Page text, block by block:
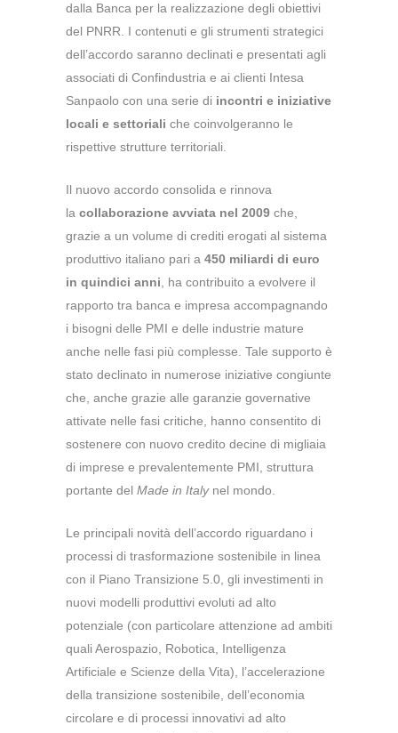
dalla Banca per la realizzazione degli obiettivi
del PNRR. I contenuti e gli strumenti strategici
dell’accordo saranno declinati e presentati agli
associati di Confindustria e ai clienti Intesa
Sanpaolo con una serie di incontri e iniziative
locali e settoriali che coinvolgeranno le
rispettive strutture territoriali.
Il nuovo accordo consolida e rinnova
la collaborazione avviata nel 2009 che,
grazie a un volume di crediti erogati al sistema
produttivo italiano pari a 450 miliardi di euro
in quindici anni , ha contribuito a evolvere il
rapporto tra banca e impresa accompagnando
i bisogni delle PMI e delle industrie mature
anche nelle fasi più complesse. Tale supporto è
stato declinato in numerose iniziative congiunte
che, anche grazie alle garanzie governative
attivate nelle fasi critiche, hanno consentito di
sostenere con nuovo credito decine di migliaia
di imprese e prevalentemente PMI, struttura
portante del Made in Italynel mondo.
Le principali novità dell’accordo riguardano i
processi di trasformazione sostenibile in linea
con il Piano Transizione 5.0, gli investimenti in
nuovi modelli produttivi evoluti ad alto
potenziale (con particolare attenzione ad ambiti
quali Aerospazio, Robotica, Intelligenza
Artificiale e Scienze della Vita), l’accelerazione
della transizione sostenibile, dell’economia
circolare e di processi innovativi ad alto